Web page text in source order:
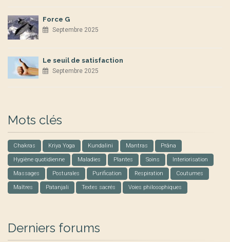
Force G
Septembre 2025
Le seuil de satisfaction
Septembre 2025
Mots clés
Chakras Kriya Yoga Kundalini Mantras Prâna
Hygiène quotidienne Maladies Plantes Soins Interiorisation
Massages Posturales Purification Respiration Coutumes
Maîtres Patanjali Textes sacrés Voies philosophiques
Derniers forums